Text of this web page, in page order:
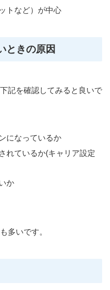
トなど）が中心
ときの原因
記を確認してみると良いで
になっているか
れているか(キャリア設定
か
多いです。